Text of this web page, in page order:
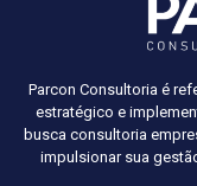
Parcon Consultoria é
estratégico e
busca consultoria
impulsionar sua